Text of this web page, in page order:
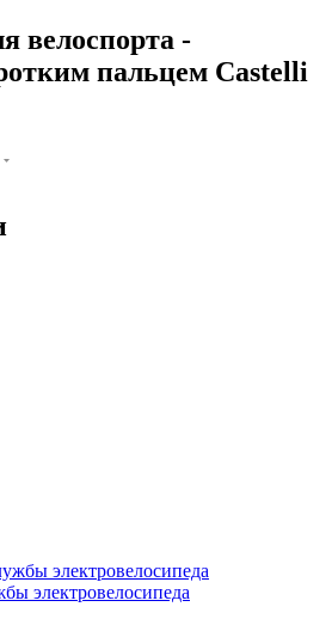
велоспорта -
пальцем Castelli
электровелосипеда